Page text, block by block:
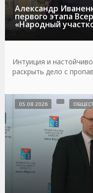
Александр
первого этапа
«Народный
Интуиция и
раскрыть дело с
05.08.2026